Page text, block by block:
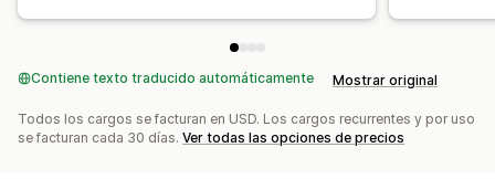
Contiene texto traducido automáticamente Mostrar original
Todos los cargos se facturan en USD. Los cargos recurrentes y por uso
se facturan cada 30 días. Ver todas las opciones de precios